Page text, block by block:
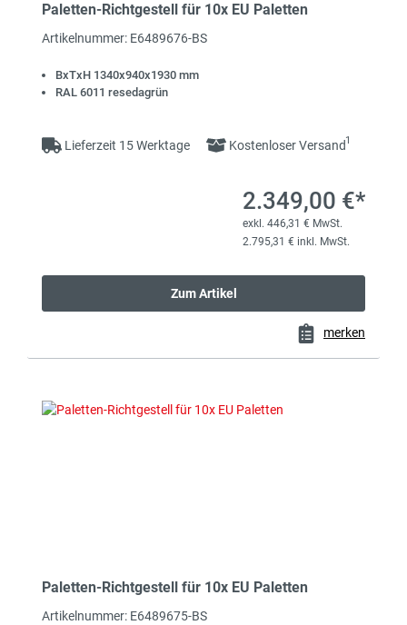
Paletten-Richtgestell für 10x EU Paletten
Artikelnummer: E6489676-BS
BxTxH 1340x940x1930 mm
RAL 6011 resedagrün
Lieferzeit 15 Werktage Kostenloser Versand1
2.349,00 €*
exkl. 446,31 € MwSt.
2.795,31 € inkl. MwSt.
Zum Artikel
merken
Paletten-Richtgestell für 10x EU Paletten
Artikelnummer: E6489675-BS